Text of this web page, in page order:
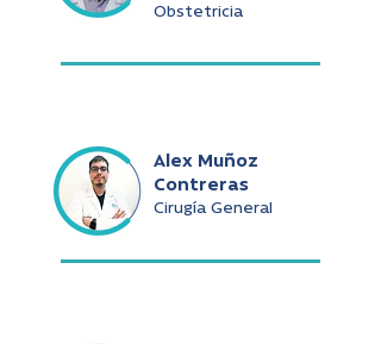
Obstetricia
Alex Muñoz
Contreras
Cirugía General